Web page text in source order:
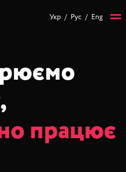
Укр / Рус / Eng
працює